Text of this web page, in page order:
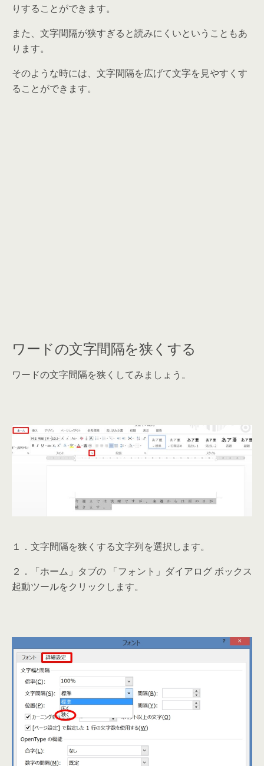
りすることができます。
また、文字間隔が狭すぎると読みにくいということもあ
ります。
そのような時には、文字間隔を広げて文字を見やすくす
ることができます。
ワードの文字間隔を狭くする
ワードの文字間隔を狭くしてみましょう。
１．文字間隔を狭くする文字列を選択します。
２．「ホーム」タブの 「フォント」ダイアログ ボックス
起動ツールをクリックします。